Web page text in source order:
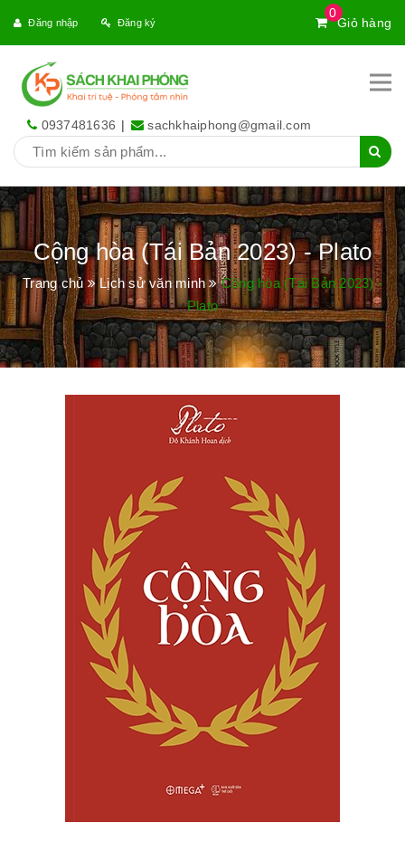
0
Giỏ hàng
Đăng nhập Đăng ký
0937481636 | sachkhaiphong@gmail.com
Cộng hòa (Tái Bản 2023) - Plato
Trang chủ Lịch sử văn minh
Cộng hòa (Tái Bản 2023) -
Plato